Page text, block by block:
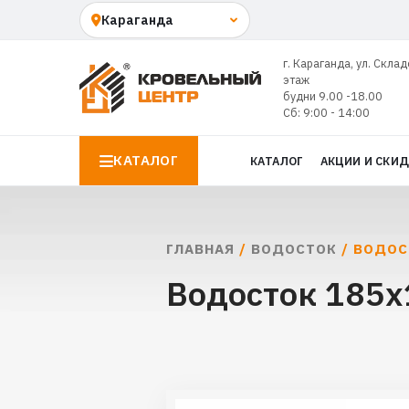
г. Караганда, ул.
этаж
будни 9.00 -18.00
Сб: 9:00 - 14:00
КАТАЛОГ КАТАЛОГ АКЦИИ И
ГЛАВНАЯ / ВОДОСТОК /
Водосток